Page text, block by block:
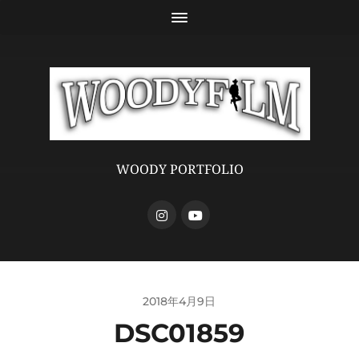
WOODY PORTFOLIO
2018年4月9日
DSC01859